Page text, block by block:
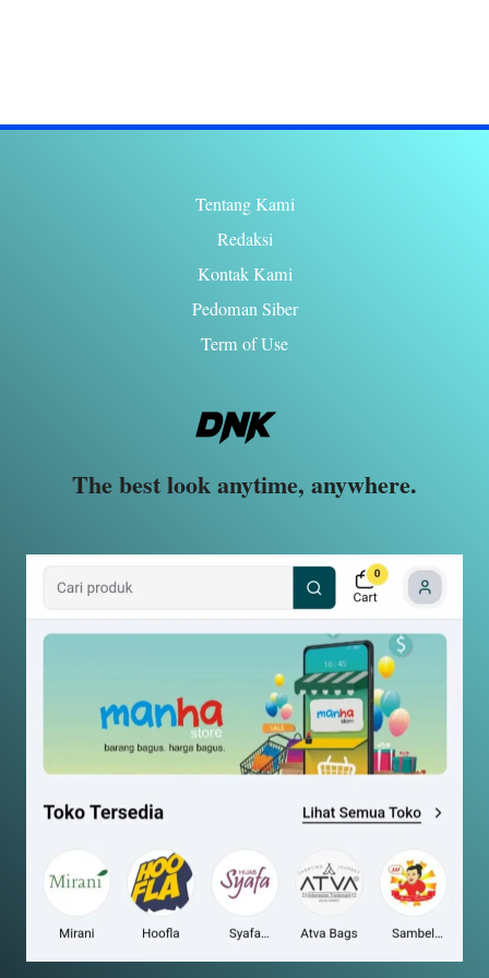
Tentang Kami
Redaksi
Kontak Kami
Pedoman Siber
Term of Use
The best look anytime, anywhere.